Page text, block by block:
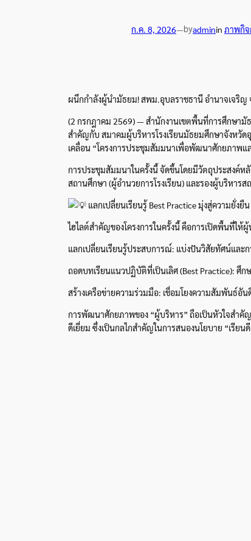
ก.ค. 8, 2026—byadminin ภาพกิจ
ผนึกกำลังผู้นำมัธยม! สพม.อุบลราชธานี อำนาจเจริ
(2 กรกฎาคม 2569) — สำนักงานเขตพื้นที่การศึกษา
สำคัญกับ สมาคมผู้บริหารโรงเรียนมัธยมศึกษาจังหวัด
เคลื่อน “โครงการประชุมสัมมนาเพื่อพัฒนาศักยภาพแ
การประชุมสัมมนาในครั้งนี้ จัดขึ้นโดยมีวัตถุประสงค์ห
สถานศึกษา (ผู้อำนวยการโรงเรียน) และรองผู้บริหาร
แลกเปลี่ยนเรียนรู้ Best Practice มุ่งสู่ความยั่งยืน
ไฮไลต์สำคัญของโครงการในครั้งนี้ คือการเปิดพื้นที่ให้
แลกเปลี่ยนเรียนรู้ประสบการณ์: แบ่งปันวิสัยทัศน์และ
ถอดบทเรียนแนวปฏิบัติที่เป็นเลิศ (Best Practice): ศึก
สร้างเครือข่ายความร่วมมือ: เชื่อมโยงความสัมพันธ์
การพัฒนาศักยภาพของ “ผู้บริหาร” ถือเป็นหัวใจสำคัญ
ดีเยี่ยม ซึ่งเป็นกลไกสำคัญในการสนองนโยบาย “เรี